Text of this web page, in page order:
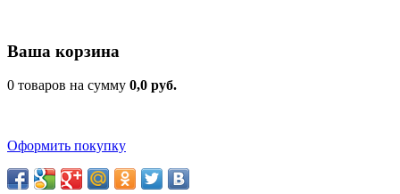
Ваша корзина
0 товаров на сумму 0,0 руб.
Оформить покупку